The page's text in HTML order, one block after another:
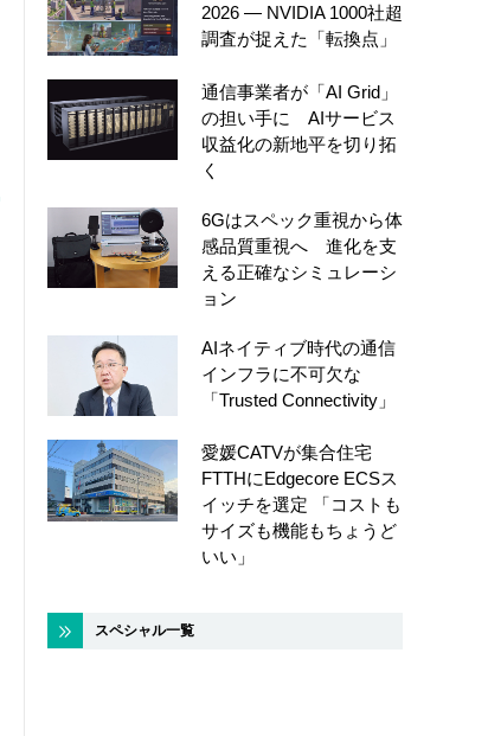
2026 ― NVIDIA 1000社超
調査が捉えた「転換点」
通信事業者が「AI Grid」
の担い手に AIサービス
収益化の新地平を切り拓
く
6Gはスペック重視から体
感品質重視へ 進化を支
える正確なシミュレーシ
ョン
AIネイティブ時代の通信
インフラに不可欠な
「Trusted Connectivity」
愛媛CATVが集合住宅
FTTHにEdgecore ECSス
イッチを選定 「コストも
サイズも機能もちょうど
いい」
スペシャル一覧